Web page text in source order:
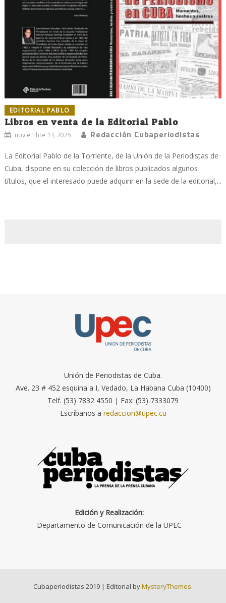
EDITORIAL PABLO
Libros en venta de la Editorial Pablo
noviembre 13, 2025 Redacción Cubaperiodistas
La Editorial Pablo de la Torriente, de la Unión de la Periodistas de
Cuba, dispone en su colección de libros publicados algunos
títulos, que el interesado puede adquirir en la sede de la editorial,...
Unión de Periodistas de Cuba.
Ave. 23 # 452 esquina a I, Vedado, La Habana Cuba (10400)
Telf. (53) 7832 4550 | Fax: (53) 7333079
Escríbanos a redaccion@upec.cu
Edición y Realización:
Departamento de Comunicación de la UPEC
Cubaperiodistas 2019 | Editorial byMysteryThemes.